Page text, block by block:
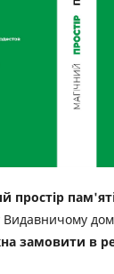
простір пам'ят
Видавничому
замовити в